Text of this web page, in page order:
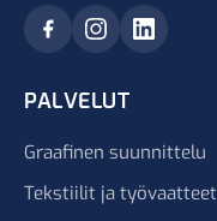
PALVELUT
Graafinen suunnittelu
Tekstiilit ja työvaatteet